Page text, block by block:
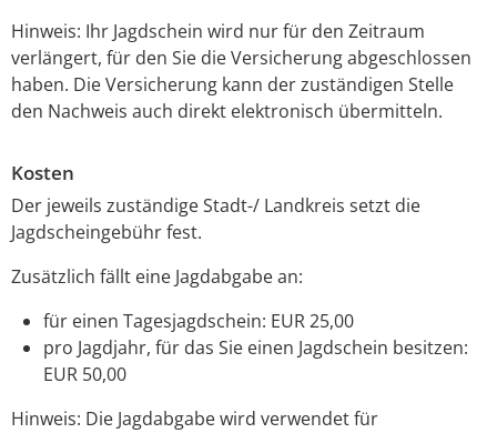
Hinweis: Ihr Jagdschein wird nur für den Zeitraum
verlängert, für den Sie die Versicherung abgeschlossen
haben. Die Versicherung kann der zuständigen Stelle
den Nachweis auch direkt elektronisch übermitteln.
Kosten
Der jeweils zuständige Stadt-/ Landkreis setzt die
Jagdscheingebühr fest.
Zusätzlich fällt eine Jagdabgabe an:
für einen Tagesjagdschein: EUR 25,00
pro Jagdjahr, für das Sie einen Jagdschein besitzen:
EUR 50,00
Hinweis: Die Jagdabgabe wird verwendet für